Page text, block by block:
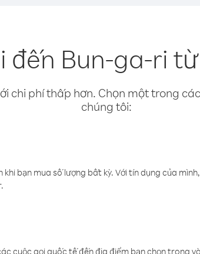
đến Bun-ga-ri
chi phí thấp hơn. Chọn một trong
chúng tôi:
bạn mua số lượng bất kỳ. Với tín dụng của
cuộc gọi quốc tế đến địa điểm bạn chọn trong